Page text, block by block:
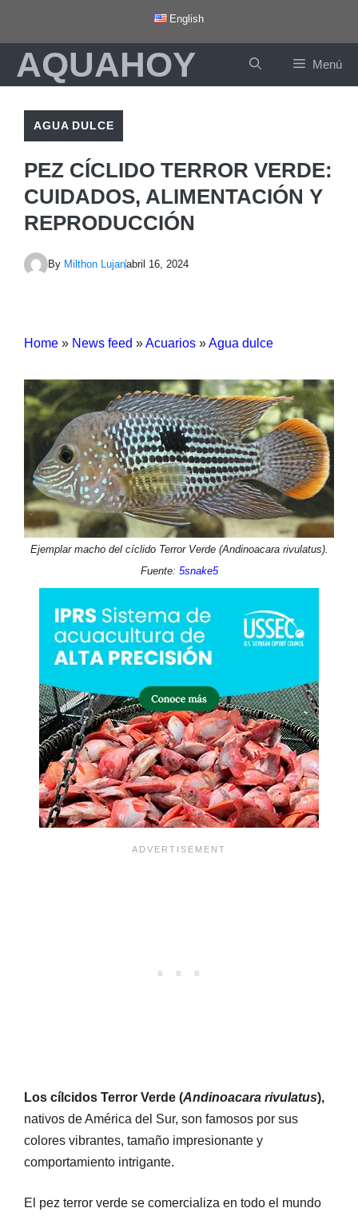
contenido
English
AQUAHOY Menú
AGUA DULCE
PEZ CÍCLIDO TERROR VERDE:
CUIDADOS, ALIMENTACIÓN Y
REPRODUCCIÓN
By Milthon Lujanabril 16, 2024
Home » News feed »Acuarios »Agua dulce
Ejemplar macho del cíclido Terror Verde (Andinoacara rivulatus).
Fuente: 5snake5
Los cílcidos Terror Verde (Andinoacara rivulatus),
nativos de América del Sur, son famosos por sus
colores vibrantes, tamaño impresionante y
comportamiento intrigante.
El pez terror verde se comercializa en todo el mundo